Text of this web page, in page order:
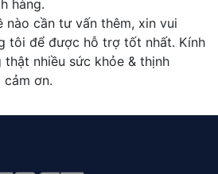
hàng.
nào cần tư vấn thêm, xin vui
tôi để được hỗ trợ tốt nhất. Kính
nhiều sức khỏe & thịnh
ơn.